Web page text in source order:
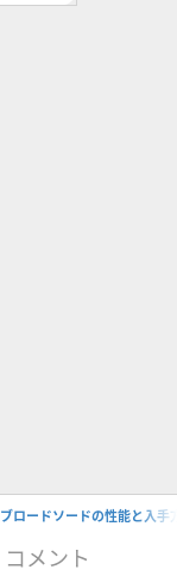
ブロードソードの性能と入手
コメント